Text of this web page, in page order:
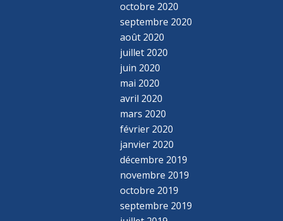
octobre 2020
septembre 2020
août 2020
juillet 2020
juin 2020
mai 2020
avril 2020
mars 2020
février 2020
janvier 2020
décembre 2019
novembre 2019
octobre 2019
septembre 2019